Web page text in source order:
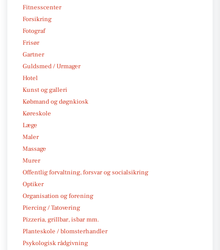
Fitnesscenter
Forsikring
Fotograf
Frisør
Gartner
Guldsmed / Urmager
Hotel
Kunst og galleri
Købmand og døgnkiosk
Køreskole
Læge
Maler
Massage
Murer
Offentlig forvaltning, forsvar og socialsikring
Optiker
Organisation og forening
Piercing / Tatovering
Pizzeria, grillbar, isbar mm.
Planteskole / blomsterhandler
Psykologisk rådgivning